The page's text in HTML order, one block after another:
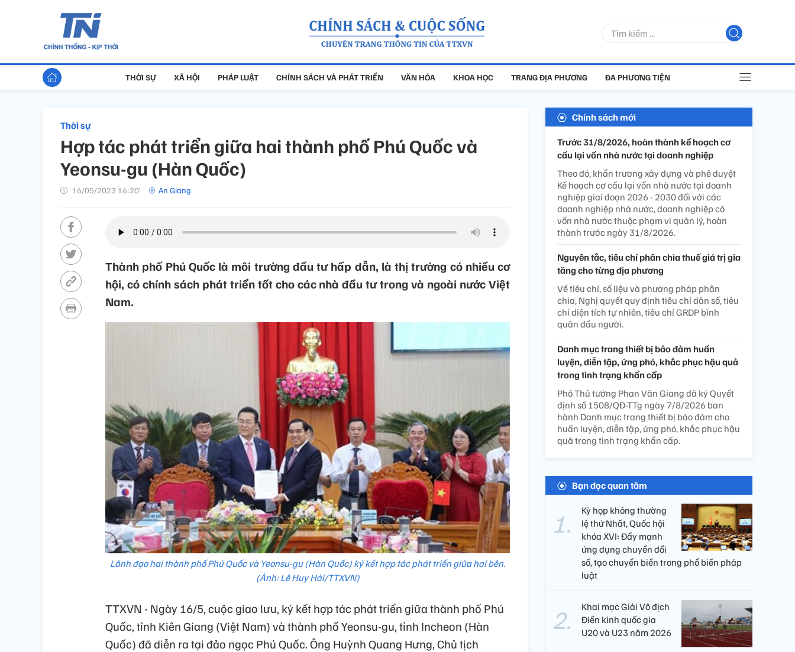
THỜI SỰ XÃ HỘI PHÁP LUẬT CHÍNH SÁCH VÀ PHÁT TRIỂN VĂN HÓA KHOA HỌC TRANG ĐỊA PHƯƠNG ĐA PHƯƠNG TIỆN
Thời sự
Hợp tác phát triển giữa hai thành phố Phú Quốc và
Yeonsu-gu (Hàn Quốc)
16/05/2023 16:20’ An Giang
Thành phố Phú Quốc là môi trường đầu tư hấp dẫn, là thị trường có nhiều cơ
hội, có chính sách phát triển tốt cho các nhà đầu tư trong và ngoài nước Việt
Nam.
Lãnh đạo hai thành phố Phú Quốc và Yeonsu-gu (Hàn Quốc) ký kết hợp tác phát triển giữa hai bên.
(Ảnh: Lê Huy Hải/TTXVN)
TTXVN - Ngày 16/5, cuộc giao lưu, ký kết hợp tác phát triển giữa thành phố Phú
Quốc, tỉnh Kiên Giang (Việt Nam) và thành phố Yeonsu-gu, tỉnh Incheon (Hàn
Quốc) đã diễn ra tại đảo ngọc Phú Quốc. Ông Huỳnh Quang Hưng, Chủ tịch
Chính sách mới
Trước 31/8/2026, hoàn thành kế hoạch cơ
cấu lại vốn nhà nước tại doanh nghiệp
Theo đó, khẩn trương xây dựng và phê duyệt
Kế hoạch cơ cấu lại vốn nhà nước tại doanh
nghiệp giai đoạn 2026 - 2030 đối với các
doanh nghiệp nhà nước, doanh nghiệp có
vốn nhà nước thuộc phạm vi quản lý, hoàn
thành trước ngày 31/8/2026.
Nguyên tắc, tiêu chí phân chia thuế giá trị gia
tăng cho từng địa phương
Về tiêu chí, số liệu và phương pháp phân
chia, Nghị quyết quy định tiêu chí dân số, tiêu
chí diện tích tự nhiên, tiêu chí GRDP bình
quân đầu người.
Danh mục trang thiết bị bảo đảm huấn
luyện, diễn tập, ứng phó, khắc phục hậu quả
trong tình trạng khẩn cấp
Phó Thủ tướng Phan Văn Giang đã ký Quyết
định số 1508/QĐ-TTg ngày 7/8/2026 ban
hành Danh mục trang thiết bị bảo đảm cho
huấn luyện, diễn tập, ứng phó, khắc phục hậu
quả trong tình trạng khẩn cấp.
Bạn đọc quan tâm
Kỳ họp không thường
lệ thứ Nhất, Quốc hội
khóa XVI: Đẩy mạnh
ứng dụng chuyển đổi
số, tạo chuyển biến trong phổ biến pháp
luật
Khai mạc Giải Vô địch
Điền kinh quốc gia
U20 và U23 năm 2026